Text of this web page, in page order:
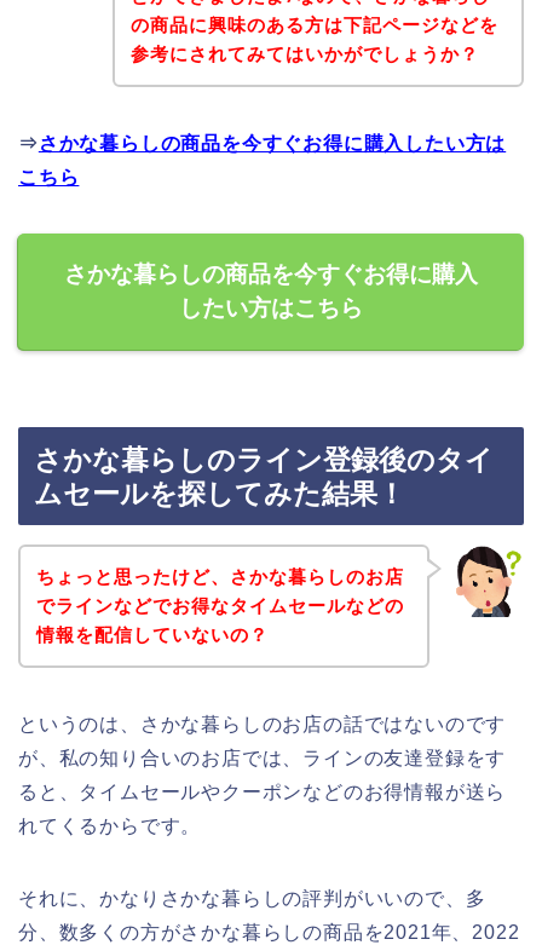
の商品に興味のある方は下記ページなどを
参考にされてみてはいかがでしょうか？
⇒ さかな暮らしの商品を今すぐお得に購入したい方は
こちら
さかな暮らしの商品を今すぐお得に購入
したい方はこちら
さかな暮らしのライン登録後のタイ
ムセールを探してみた結果！
ちょっと思ったけど、さかな暮らしのお店
でラインなどでお得なタイムセールなどの
情報を配信していないの？
というのは、さかな暮らしのお店の話ではないのです
が、私の知り合いのお店では、ラインの友達登録をす
ると、タイムセールやクーポンなどのお得情報が送ら
れてくるからです。
それに、かなりさかな暮らしの評判がいいので、多
分、数多くの方がさかな暮らしの商品を2021年、2022